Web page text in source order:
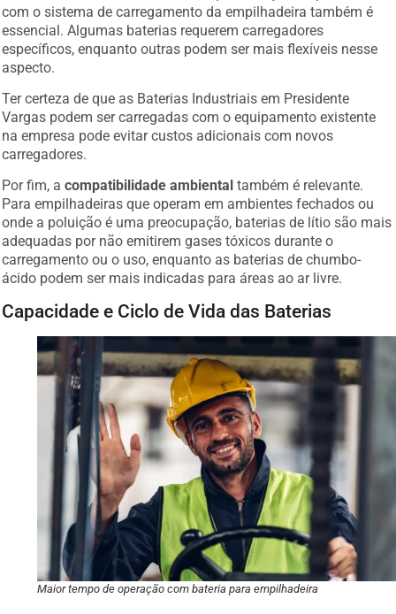
com o sistema de carregamento da empilhadeira também é
essencial. Algumas baterias requerem carregadores
específicos, enquanto outras podem ser mais flexíveis nesse
aspecto.
Ter certeza de que as Baterias Industriais em Presidente
Vargas podem ser carregadas com o equipamento existente
na empresa pode evitar custos adicionais com novos
carregadores.
Por fim, acompatibilidade ambiental também é relevante.
Para empilhadeiras que operam em ambientes fechados ou
onde a poluição é uma preocupação, baterias de lítio são mais
adequadas por não emitirem gases tóxicos durante o
carregamento ou o uso, enquanto as baterias de chumbo-
ácido podem ser mais indicadas para áreas ao ar livre.
Capacidade e Ciclo de Vida das Baterias
Maior tempo de operação com bateria para empilhadeira